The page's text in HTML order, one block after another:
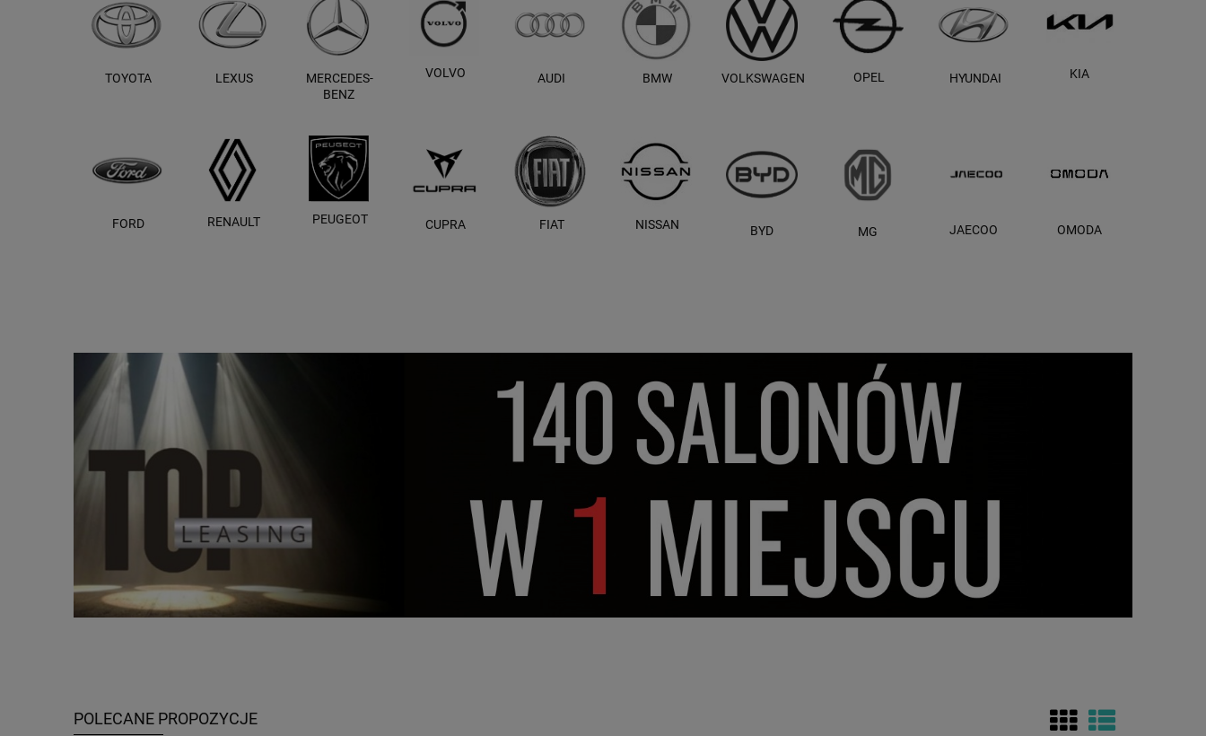
TOYOTA LEXUS
MERCEDES-
BENZ
VOLVO AUDI BMW VOLKSWAGEN OPEL HYUNDAI KIA
FORD RENAULT PEUGEOT CUPRA FIAT NISSAN BYD MG JAECOO OMODA
POLECANE PROPOZYCJE